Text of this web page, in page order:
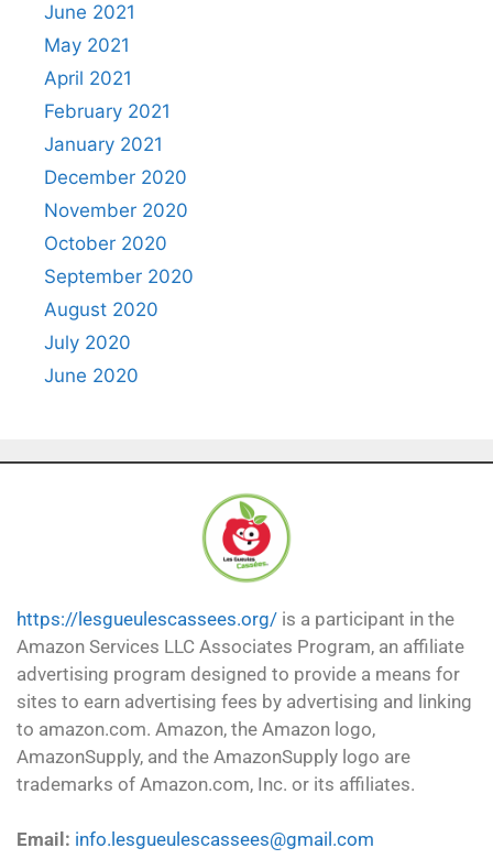
June 2021
May 2021
April 2021
February 2021
January 2021
December 2020
November 2020
October 2020
September 2020
August 2020
July 2020
June 2020
https://lesgueulescassees.org/ is a participant in the
Amazon Services LLC Associates Program, an affiliate
advertising program designed to provide a means for
sites to earn advertising fees by advertising and linking
to amazon.com. Amazon, the Amazon logo,
AmazonSupply, and the AmazonSupply logo are
trademarks of Amazon.com, Inc. or its affiliates.
Email: info.lesgueulescassees@gmail.com